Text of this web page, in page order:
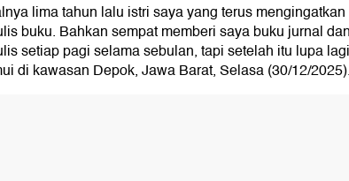
lima tahun lalu istri saya yang terus
buku. Bahkan sempat memberi saya buku jurnal
setiap pagi selama sebulan, tapi setelah itu lupa
di kawasan Depok, Jawa Barat, Selasa (30/12/2025).